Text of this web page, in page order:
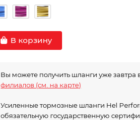
В корзину
Вы можете получить шланги уже
филиалов (см. на карте)
Усиленные тормозные шланги Hel
обязательную государственную